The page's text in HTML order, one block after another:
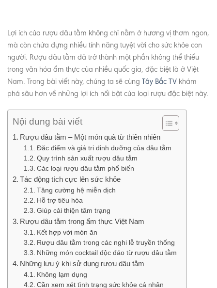
Lợi ích của rượu dâu tằm không chỉ nằm ở hương vị thơm ngon,
mà còn chứa đựng nhiều tính năng tuyệt vời cho sức khỏe con
người. Rượu dâu tằm đã trở thành một phần không thể thiếu
trong văn hóa ẩm thực của nhiều quốc gia, đặc biệt là ở Việt
Nam. Trong bài viết này, chúng ta sẽ cùng Tây Bắc TV khám
phá sâu hơn về những lợi ích nổi bật của loại rượu đặc biệt này.
Nội dung bài viết
Rượu dâu tằm – Một món quà từ thiên nhiên
Đặc điểm và giá trị dinh dưỡng của dâu tằm
Quy trình sản xuất rượu dâu tằm
Các loại rượu dâu tằm phổ biến
Tác động tích cực lên sức khỏe
Tăng cường hệ miễn dịch
Hỗ trợ tiêu hóa
Giúp cải thiện tâm trạng
Rượu dâu tằm trong ẩm thực Việt Nam
Kết hợp với món ăn
Rượu dâu tằm trong các nghi lễ truyền thống
Những món cocktail độc đáo từ rượu dâu tằm
Những lưu ý khi sử dụng rượu dâu tằm
Không lạm dụng
Cần xem xét tình trạng sức khỏe cá nhân